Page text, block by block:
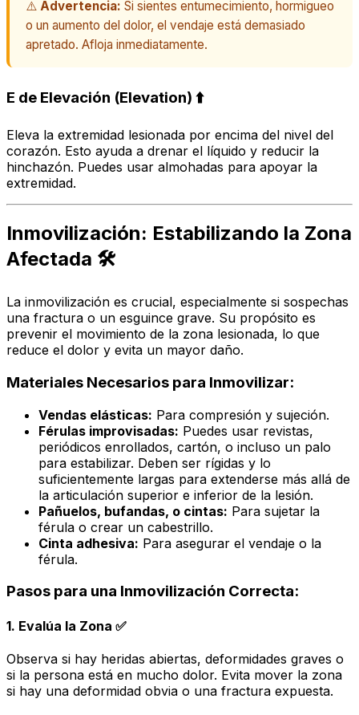
⚠️ Advertencia: Si sientes entumecimiento, hormigueo
o un aumento del dolor, el vendaje está demasiado
apretado. Afloja inmediatamente.
E de Elevación (Elevation) ⬆️
Eleva la extremidad lesionada por encima del nivel del
corazón. Esto ayuda a drenar el líquido y reducir la
hinchazón. Puedes usar almohadas para apoyar la
extremidad.
Inmovilización: Estabilizando la Zona
Afectada 🛠️
La inmovilización es crucial, especialmente si sospechas
una fractura o un esguince grave. Su propósito es
prevenir el movimiento de la zona lesionada, lo que
reduce el dolor y evita un mayor daño.
Materiales Necesarios para Inmovilizar:
Vendas elásticas: Para compresión y sujeción.
Férulas improvisadas: Puedes usar revistas,
periódicos enrollados, cartón, o incluso un palo
para estabilizar. Deben ser rígidas y lo
suficientemente largas para extenderse más allá de
la articulación superior e inferior de la lesión.
Pañuelos, bufandas, o cintas: Para sujetar la
férula o crear un cabestrillo.
Cinta adhesiva: Para asegurar el vendaje o la
férula.
Pasos para una Inmovilización Correcta:
1. Evalúa la Zona ✅
Observa si hay heridas abiertas, deformidades graves o
si la persona está en mucho dolor. Evita mover la zona
si hay una deformidad obvia o una fractura expuesta.